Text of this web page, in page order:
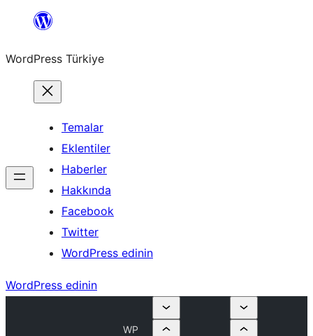
İçeriğe
WordPress Türkiye
Temalar
Eklentiler
Haberler
Hakkında
Facebook
Twitter
WordPress edinin
WordPress edinin
WP